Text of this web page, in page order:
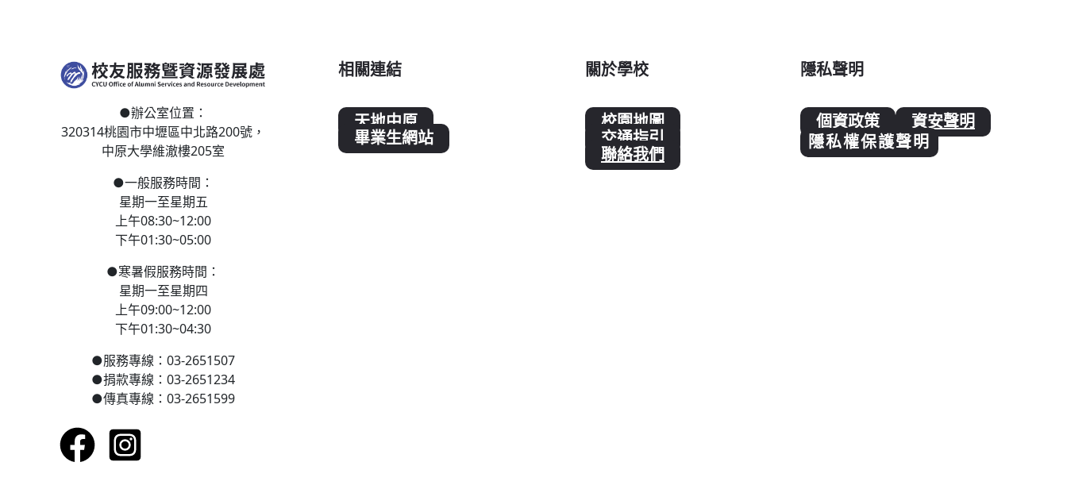
●辦公室位置：
320314桃園市中壢區中北路200號，
中原大學維澈樓205室
●一般服務時間：
星期一至星期五
上午08:30~12:00
下午01:30~05:00
●寒暑假服務時間：
星期一至星期四
上午09:00~12:00
下午01:30~04:30
●服務專線：03-2651507
●捐款專線：03-2651234
●傳真專線：03-2651599
相關連結
天地中原
畢業生網站
關於學校
校園地圖
交通指引
聯絡我們
隱私聲明
個資政策
資安聲明
隱私權保護聲明